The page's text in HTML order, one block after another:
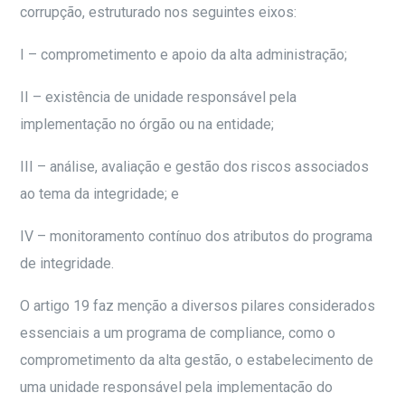
corrupção, estruturado nos seguintes eixos:
I – comprometimento e apoio da alta administração;
II – existência de unidade responsável pela
implementação no órgão ou na entidade;
III – análise, avaliação e gestão dos riscos associados
ao tema da integridade; e
IV – monitoramento contínuo dos atributos do programa
de integridade.
O artigo 19 faz menção a diversos pilares considerados
essenciais a um programa de compliance, como o
comprometimento da alta gestão, o estabelecimento de
uma unidade responsável pela implementação do